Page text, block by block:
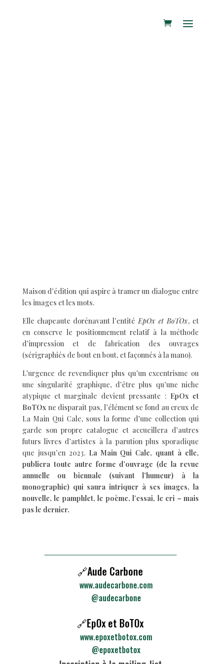
Maison d’édition qui aspire à tramer un dialogue entre
les images et les mots.
Elle chapeaute dorénavant l’entité EpOx et BoTOx, et
en conserve le positionnement relatif à la méthode
d’impression et de fabrication des ouvrages
(sérigraphiés de bout en bout, et façonnés à la mano).
L’urgence de revendiquer plus qu’un excentrisme ou
une singularité graphique, d’être plus qu’une niche
atypique et marginale devient pressante : EpOx et
BoTOx ne disparaît pas, l’élément se fond au creux de
La Main Qui Cale, sous la forme d’une collection qui
garde son propre catalogue et accueillera d’autres
futurs livres d’artistes à la parution plus sporadique
que jusqu’en 2023. La Main Qui Cale, quant à elle,
publiera toute autre forme d’ouvrage (de la revue
annuelle ou biennale (suivant l’humeur) à la
monographie) qui saura intriquer à ses images, la
nouvelle, le pamphlet, le poème, l’essai, le cri – mais
pas le dernier.
🔗Aude Carbone
www.audecarbone.com
@audecarbone
🔗EpOx et BoTOx
www.epoxetbotox.com
@epoxetbotox